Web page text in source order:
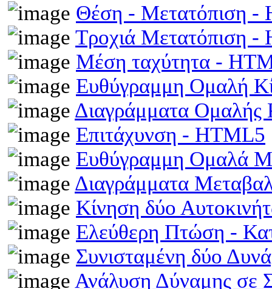
Θέση - Μετατόπιση -
Τροχιά Μετατόπιση -
Μέση ταχύτητα -
Ευθύγραμμη Ομαλή
Διαγράμματα
Επιτάχυνση - HTML5
Ευθύγραμμη Ομαλά
Διαγράμματα
Κίνηση δύο
Ελεύθερη Πτώση -
Συνισταμένη δύο
Ανάλυση Δύναμης σε